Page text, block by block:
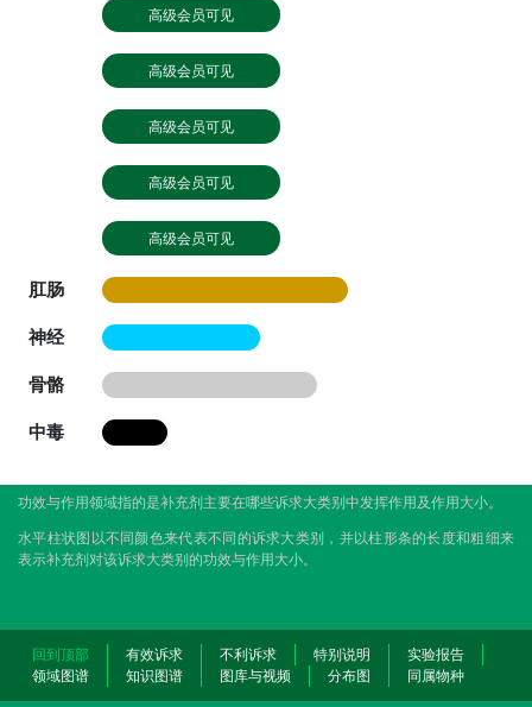
高级会员可见
高级会员可见
高级会员可见
高级会员可见
高级会员可见
肛肠
神经
骨骼
中毒
功效与作用领域指的是补充剂主要在哪些诉求大类别中发挥作用及作用大小。
水平柱状图以不同颜色来代表不同的诉求大类别，并以柱形条的长度和粗细来
表示补充剂对该诉求大类别的功效与作用大小。
回到顶部 有效诉求 不利诉求 特别说明
实验报告
领域图谱
知识图谱 图库与视频 分布图 同属物种